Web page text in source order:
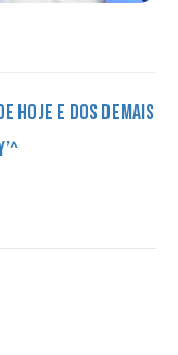
HOJE E DOS DEMAIS